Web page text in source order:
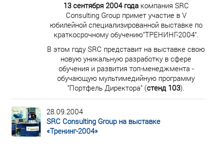
13 сентября 2004 годакомпания SRC
Consulting Group примет участие в V
юбилейной специализированной выставке по
краткосрочному обучению"ТРЕНИНГ-2004".
В этом году SRC представит на выставке свою
новую уникальную разработку в сфере
обучения и развития топ-менеджмента -
обучающую мультимедийную программу
"Портфель Директора" (стенд 103).
28.09.2004
SRC Consulting Group на выставке
«Тренинг-2004»